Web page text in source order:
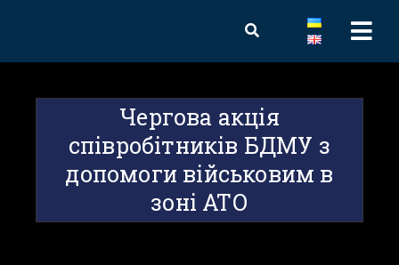
Чергова акція
співробітників БДМУ з
допомоги військовим в
зоні АТО